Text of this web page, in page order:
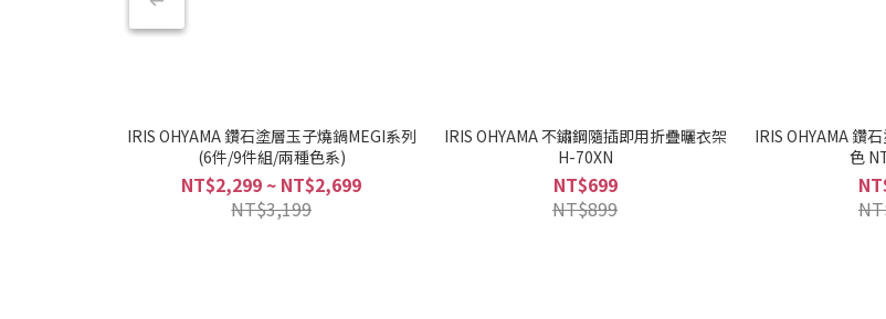
IRIS OHYAMA 鑽石塗層玉子燒鍋MEGI系列
(6件/9件組/兩種色系)
NT$2,299 ~ NT$2,699
NT$3,199
IRIS OHYAMA 不鏽鋼隨插即用折疊曬衣架
H-70XN
NT$699
NT$899
IRIS OHYAMA 鑽
色